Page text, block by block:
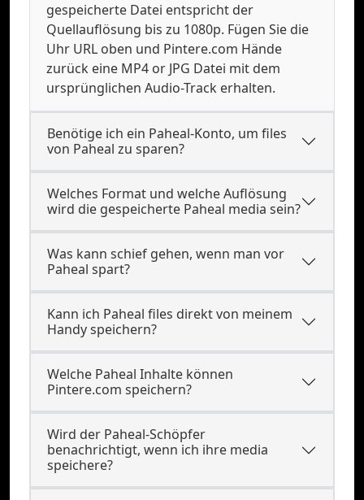
gespeicherte Datei entspricht der
Quellauflösung bis zu 1080p. Fügen Sie die
Uhr URL oben und Pintere.com Hände
zurück eine MP4 or JPG Datei mit dem
ursprünglichen Audio-Track erhalten.
Benötige ich ein Paheal-Konto, um files
von Paheal zu sparen?
Welches Format und welche Auflösung
wird die gespeicherte Paheal media sein?
Was kann schief gehen, wenn man vor
Paheal spart?
Kann ich Paheal files direkt von meinem
Handy speichern?
Welche Paheal Inhalte können
Pintere.com speichern?
Wird der Paheal-Schöpfer
benachrichtigt, wenn ich ihre media
speichere?